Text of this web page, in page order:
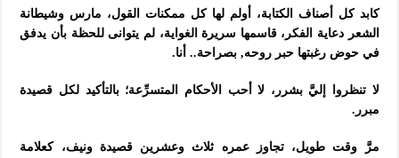
كابد كل أصناف الكتابة، أولم لها كل ممكنات القول، مارس وشيطانة
الشعر دعاية الفكر، قاسمها سريرة الغواية، لم يتوانى للحظة بأن يدفق
في حوض رغبتها حبر روحه, بصراحة.. أنا.
لا تنظروا إليَّ بشرر، لا أحب الأحكام المتسرِّعة؛ بالتأكيد لكل قصيدة
مبرر.
مرَّ وقت طويل، تجاوز عمره ثلاث وعشرين قصيدة ونيف، كعلامة